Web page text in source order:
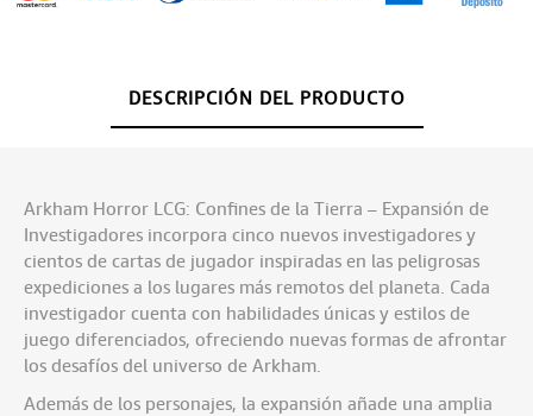
DESCRIPCIÓN DEL PRODUCTO
Arkham Horror LCG: Confines de la Tierra – Expansión de
Investigadores incorpora cinco nuevos investigadores y
cientos de cartas de jugador inspiradas en las peligrosas
expediciones a los lugares más remotos del planeta. Cada
investigador cuenta con habilidades únicas y estilos de
juego diferenciados, ofreciendo nuevas formas de afrontar
los desafíos del universo de Arkham.
Además de los personajes, la expansión añade una amplia